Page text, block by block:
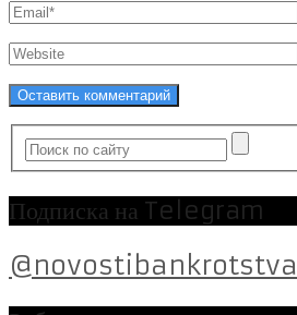
Подписка на Telegram
@novostibankrotstva